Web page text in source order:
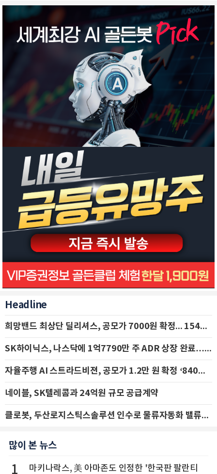
Headline
희망밴드 최상단 딜리셔스, 공모가 7000원 확정... 154억 규모 IPO 돌입
SK하이닉스, 나스닥에 1억7790만 주 ADR 상장 완료…29일 국내 추가 상장
자율주행 AI 스트라드비젼, 공모가 1.2만 원 확정 ‘840억 수혈’
네이블, SK텔레콤과 24억원 규모 공급계약
클로봇, 두산로지스틱스솔루션 인수로 물류자동화 밸류체인 확장 추진 - IBK투자증권
많이 본 뉴스
1 마키나락스, 美 아마존도 인정한 '한국판 팔란티